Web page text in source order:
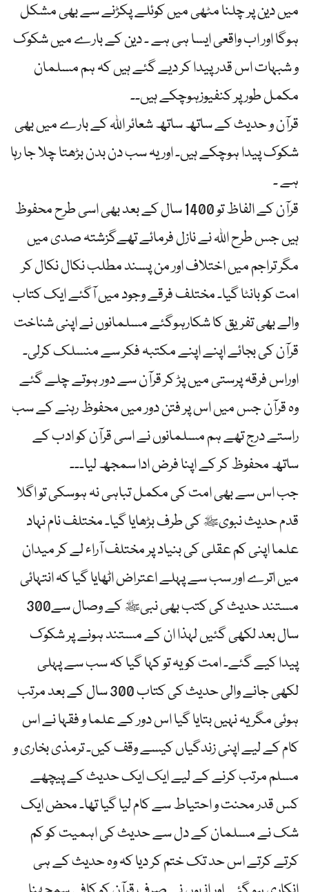
میں دین پر چلنا مٹھی میں کوئلے پکڑنے سے بھی مشکل
ہوگا اور اب واقعی ایسا ہی ہے ۔ دین کے بارے میں شکوک
و شبہات اس قدر پیدا کر دیے گئے ہیں کہ ہم مسلمان
مکمل طور پر کنفیوزہوچکے ہیں۔۔
قرآن و حدیث کے ساتھ ساتھ شعائر اللہ کے بارے میں بھی
شکوک پیدا ہوچکے ہیں۔ اور یہ سب دن بدن بڑھتا چلا جا رہا
ہے ۔
قرآن کے الفاظ تو 1400 سال کے بعد بھی اسی طرح محفوظ
ہیں جس طرح اللہ نے نازل فرمائے تھےگزشتہ صدی میں
مگر تراجم میں اختلاف اور من پسند مطلب نکال نکال کر
امت کو بانٹا گیا۔ مختلف فرقے وجود میں آگئے ایک کتاب
والے بھی تفریق کا شکارہوگئے مسلمانوں نے اپنی شناخت
قرآن کی بجائے اپنے اپنے مکتبہ فکر سے منسلک کرلی۔
اوراس فرقہ پرستی میں پڑ کر قرآن سے دور ہوتے چلے گئے
وہ قرآن جس میں اس پر فتن دور میں محفوظ رہنے کے سب
راستے درج تھے ہم مسلمانوں نے اسی قرآن کو ادب کے
ساتھ محفوظ کر کے اپنا فرض ادا سمجھ لیا۔۔۔
جب اس سے بھی امت کی مکمل تباہی نہ ہوسکی تو اگلا
قدم حدیث نبویﷺ کی طرف بڑھایا گیا۔ مختلف نام نہاد
علما اپنی کم عقلی کی بنیاد پر مختلف آراء لے کر میدان
میں اترے اور سب سے پہلے اعتراض اٹھایا گیا کہ انتہائی
مستند حدیث کی کتب بھی نبیﷺ کے وصال سے300
سال بعد لکھی گئیں لہذا ان کے مستند ہونے پر شکوک
پیدا کیے گئے۔ امت کو یہ تو کہا گیا کہ سب سے پہلی
لکھی جانے والی حدیث کی کتاب 300 سال کے بعد مرتب
ہوئی مگر یہ نہیں بتایا گیا اس دور کے علما و فقہا نے اس
کام کے لیے اپنی زندگیاں کیسے وقف کیں۔ ترمذی بخاری و
مسلم مرتب کرنے کے لیے ایک ایک حدیث کے پیچھے
کس قدر محنت و احتیاط سے کام لیا گیا تھا۔ محض ایک
شک نے مسلمان کے دل سے حدیث کی اہمیت کو کم
کرتے کرتے اس حد تک ختم کر دیا کہ وہ حدیث کے ہی